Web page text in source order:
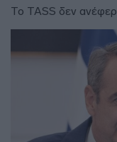
Το TASS δεν